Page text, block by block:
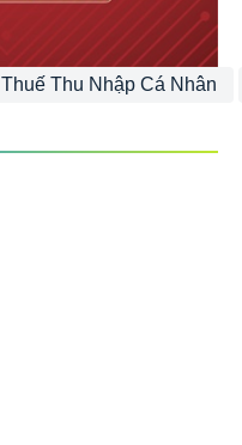
Thuế Thu Nhập Cá Nhân